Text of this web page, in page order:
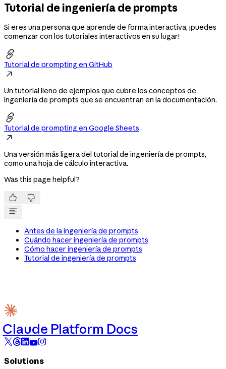
Tutorial de ingeniería de prompts
Si eres una persona que aprende de forma interactiva, ¡puedes
comenzar con los tutoriales interactivos en su lugar!

Tutorial de prompting en GitHub

Un tutorial lleno de ejemplos que cubre los conceptos de
ingeniería de prompts que se encuentran en la documentación.

Tutorial de prompting en Google Sheets

Una versión más ligera del tutorial de ingeniería de prompts,
como una hoja de cálculo interactiva.
Was this page helpful?
 
Antes de la ingeniería de prompts
Cuándo hacer ingeniería de prompts
Cómo hacer ingeniería de prompts
Tutorial de ingeniería de prompts
Claude Platform Docs
Solutions